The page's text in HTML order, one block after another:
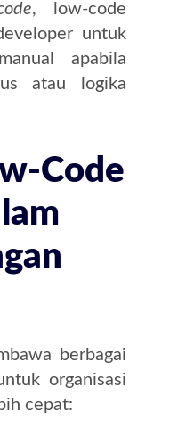
, low-code
untuk
apabila
atau logika
Code
berbagai
organisasi
cepat: